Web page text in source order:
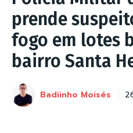
prende
fogo em lotes
bairro Santa
Badiinho Moisés